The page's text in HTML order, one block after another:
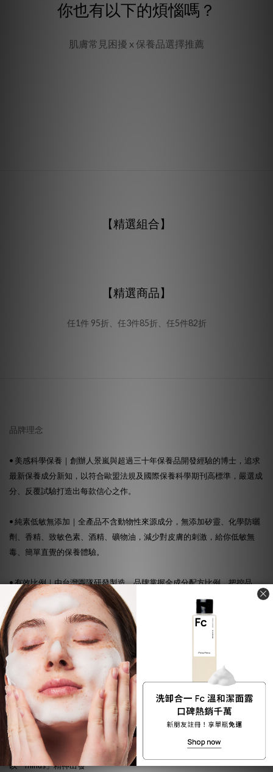
你也有以下的煩惱嗎？
肌膚常見困擾 x 保養品選擇推薦
【精選組合】
【精選商品】
任1件 95折、任3件85折、任5件82折
品牌理念
• 美感科學保養｜創辦人景嵐與超過三十年保養品開發經驗的博士，追求
最新保養成分新知，以符合歐盟法規及國際保養科學期刊高標準，嚴選成
分、反覆試驗打造出每款信心之作。
• 純素低敏無添加｜全產品不含動物性來源成分，無添加矽靈、化學防曬
劑、香精、致敏色素、酒精、礦物油，減少對皮膚的刺激，給你低敏無
毒、簡單直覺的保養體驗。
• 有效比例｜由台灣團隊研發製造，品牌掌握全成分配方比例，把控品
質，專注於真正有效、好吸收的成分，並添加至足量，提供肌膚極致有感
的保養效果。
• 環境永續行動｜使用100%紙類緩衝包材及原色紙盒、採用可回收瓶身、
無塑膠封膜，並以綠色永續成分取代石化來源，減少50%碳排，追求與環
境和諧的永續發展。
• 提倡身心平衡｜品牌不定期舉辦會員藝文活動、手作工坊、療癒講座、
瑜伽課程，期待由內而外滋養身心，幫助肌膚得到更好的平衡與呵護。
以「minus」精神出發